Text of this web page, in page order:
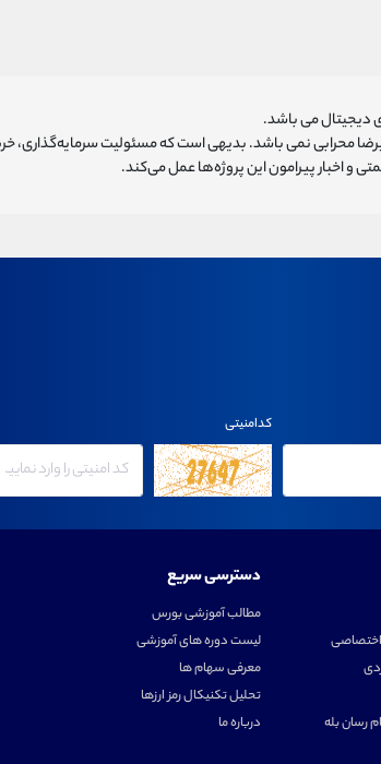
دیجیتال می باشد.
محرابی نمی باشد. بدیهی است که مسئولیت
و اخبار پیرامون این پروژه‌‌ها عمل می‌کند.
کدامنیتی
اختصاصی
رسان بله
دسترسی سریع
مطالب آموزشی بورس
لیست دوره های آموزشی
معرفی سهام ها
تحلیل تکنیکال رمز ارزها
درباره ما